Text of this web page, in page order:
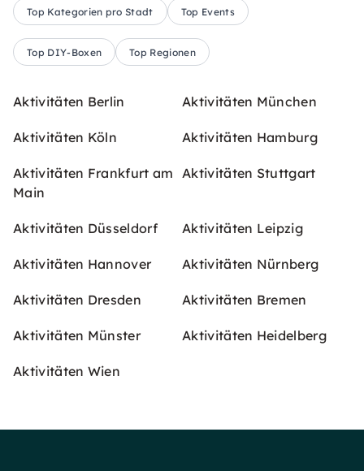
Top Kategorien pro Stadt Top Events
Top DIY-Boxen Top Regionen
Aktivitäten Berlin Aktivitäten München
Aktivitäten Köln Aktivitäten Hamburg
Aktivitäten Frankfurt am
Main
Aktivitäten Stuttgart
Aktivitäten Düsseldorf Aktivitäten Leipzig
Aktivitäten Hannover Aktivitäten Nürnberg
Aktivitäten Dresden Aktivitäten Bremen
Aktivitäten Münster Aktivitäten Heidelberg
Aktivitäten Wien